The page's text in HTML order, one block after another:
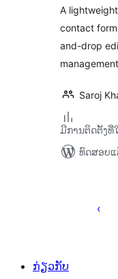
A
contact
and-drop
Saroj
ມີການຕິດຕັ້ງທີ່
ທົດສອບແ
ກ່ຽວກັບ